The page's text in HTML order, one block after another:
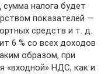
налога будет
показателей —
средств и т. д.
6 % со всех доходов
образом, при
«входной» НДС, как и